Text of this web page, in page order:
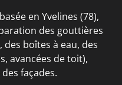
en Yvelines (78),
des gouttières
des boîtes à eau, des
avancées de toit),
façades.